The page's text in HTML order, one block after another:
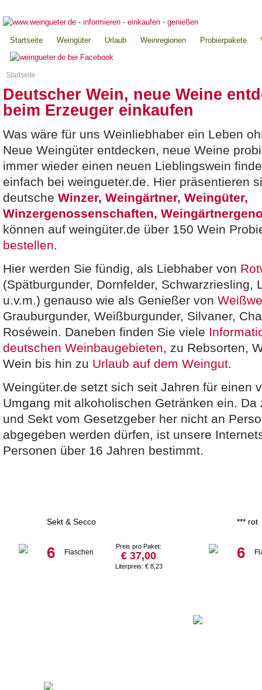
Startseite Weingüter Urlaub Weinregionen Probierpakete
Startseite
Deutscher Wein, neue Weine
beim Erzeuger einkaufen
Was wäre für uns Weinliebhaber ein Leben
Neue Weingüter entdecken, neue Weine
immer wieder einen neuen Lieblingswein
einfach bei weingueter.de. Hier präsentieren
deutsche Winzer, Weingärtner, Weingüter,
Winzergenossenschaften,
können auf weingüter.de über 150 Wein
bestellen.
Hier werden Sie fündig, als Liebhaber von
(Spätburgunder, Dornfelder, Schwarzriesling,
u.v.m.) genauso wie als Genießer von
Grauburgunder, Weißburgunder, Silvaner,
Roséwein. Daneben finden Sie viele
deutschen Weinbaugebieten, zu Rebsorten,
Wein bis hin zu Urlaub auf dem Weingut.
Weingüter.de setzt sich seit Jahren für einen
Umgang mit alkoholischen Getränken ein. Da
und Sekt vom Gesetzgeber her nicht an
abgegeben werden dürfen, ist unsere
Personen über 16 Jahren bestimmt.
Sekt & Secco
6 Flaschen
Preis pro Paket:
€ 37,00
Literpreis: € 8,23
*** rot
6